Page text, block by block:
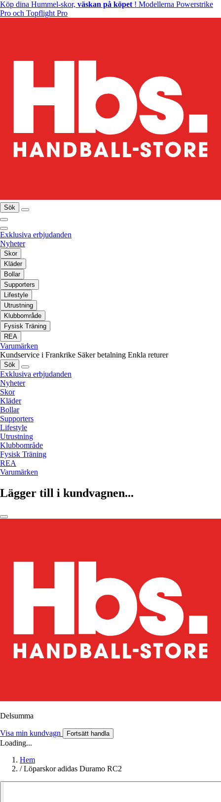
Köp dina Hummel-skor, väskan på köpet ! Modellerna Powerstrike
Pro och Topflight Pro
Sök
Exklusiva erbjudanden
Nyheter
Skor
Kläder
Bollar
Supporters
Lifestyle
Utrustning
Klubbområde
Fysisk Träning
REA
Varumärken
Kundservice i Frankrike Säker betalning Enkla returer
Sök
Exklusiva erbjudanden
Nyheter
Skor
Kläder
Bollar
Supporters
Lifestyle
Utrustning
Klubbområde
Fysisk Träning
REA
Varumärken
Lägger till i kundvagnen...
Delsumma
Visa min kundvagn Fortsätt handla
Loading...
Hem
/ Löparskor adidas Duramo RC2